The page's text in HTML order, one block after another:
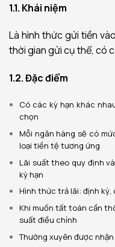
1.1. Khái niệm
Là hình thức gửi tiền
thời gian gửi cụ thể, có
1.2. Đặc điểm
Có các kỳ hạn khác
chọn
Mỗi ngân hàng sẽ có
loại tiền tệ tương ứng
Lãi suất theo quy định
kỳ hạn
Hình thức trả lãi: định
Khi muốn tất toán cần
suất điều chỉnh
Thường xuyên được